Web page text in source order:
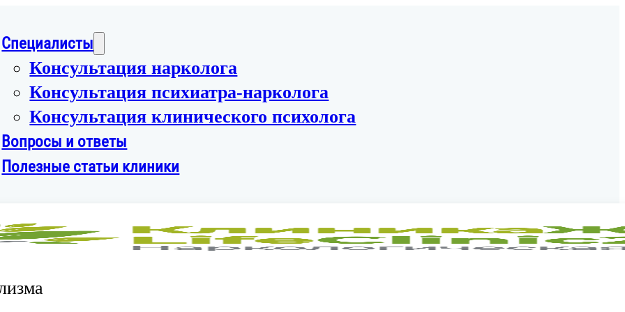
Специалисты
Консультация нарколога
Консультация психиатра-нарколога
Консультация клинического психолога
Вопросы и ответы
Полезные статьи клиники